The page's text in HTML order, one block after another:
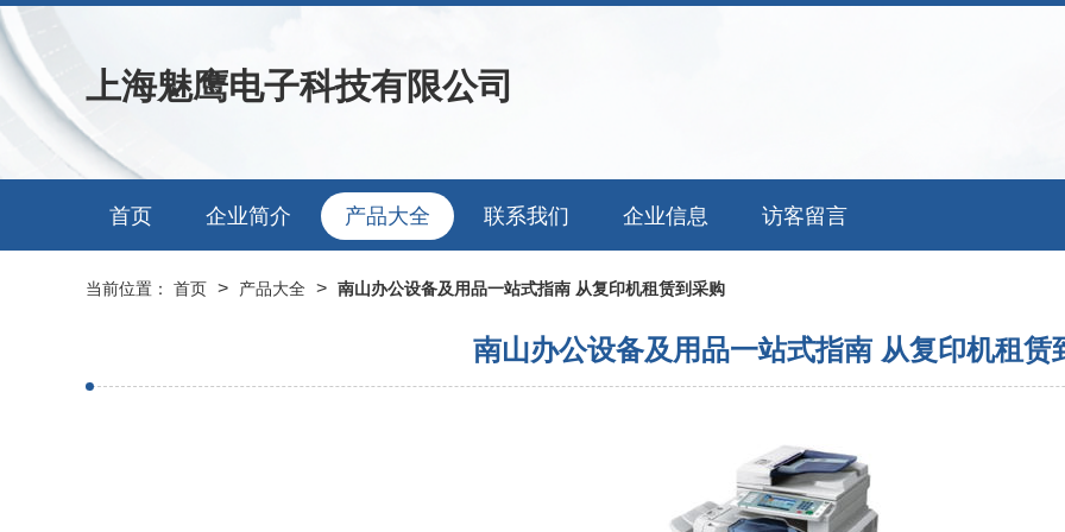
上海魅鹰电子科技有限公司
首页 企业简介 产品大全 联系我们 企业信息 访客留言
当前位置： 首页 > 产品大全 > 南山办公设备及用品一站式指南 从复印机租赁到采购
南山办公设备及用品一站式指南 从复印机租赁